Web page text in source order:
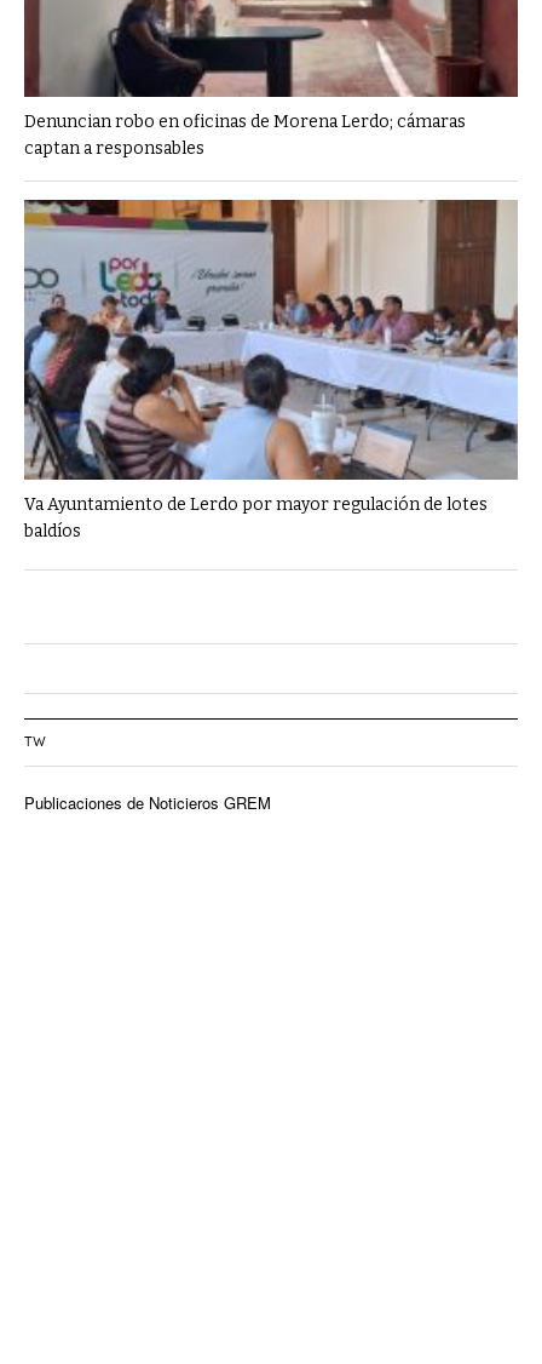
Denuncian robo en oficinas de Morena Lerdo; cámaras
captan a responsables
Va Ayuntamiento de Lerdo por mayor regulación de lotes
baldíos
TW
Publicaciones de Noticieros GREM